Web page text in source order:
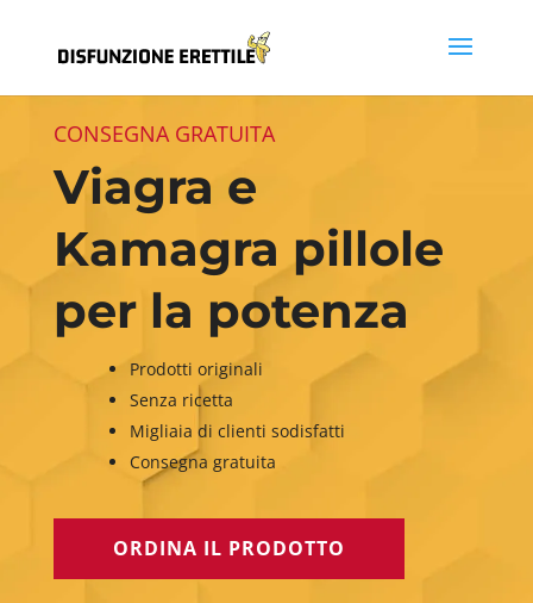
CONSEGNA GRATUITA
Viagra e
Kamagra pillole
per la potenza
Prodotti originali
Senza ricetta
Migliaia di clienti sodisfatti
Consegna gratuita
ORDINA IL PRODOTTO